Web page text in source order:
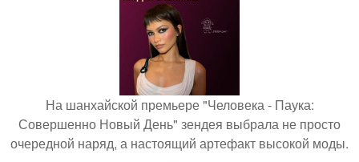
На шанхайской премьере "Человека - Паука:
Совершенно Новый День" зендея выбрала не просто
очередной наряд, а настоящий артефакт высокой моды.